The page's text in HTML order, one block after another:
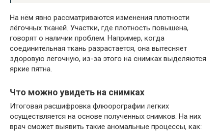
На нём явно рассматриваются изменения плотности
лёгочных тканей. Участки, где плотность повышена,
говорят о наличии проблем. Например, когда
соединительная ткань разрастается, она вытесняет
здоровую лёгочную, из-за этого на снимках выделяются
яркие пятна.
Что можно увидеть на снимках
Итоговая расшифровка флюорографии легких
осуществляется на основе полученных снимков. На них
врач сможет выявить такие аномальные процессы, как: